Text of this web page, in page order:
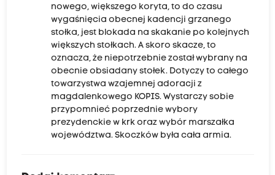
nowego, większego koryta, to do czasu
wygaśnięcia obecnej kadencji grzanego
stołka, jest blokada na skakanie po kolejnych
większych stołkach. A skoro skacze, to
oznacza, że niepotrzebnie został wybrany na
obecnie obsiadany stołek. Dotyczy to całego
towarzystwa wzajemnej adoracji z
magdalenkowego KOPIS. Wystarczy sobie
przypomnieć poprzednie wybory
prezydenckie w krk oraz wybór marszałka
województwa. Skoczków była cała armia.